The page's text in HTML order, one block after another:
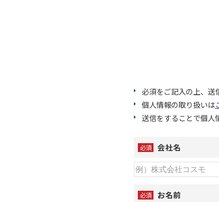
必須をご記入の上、送
個人情報の取り扱いは
送信をすることで個人
必須 会社名
必須 お名前